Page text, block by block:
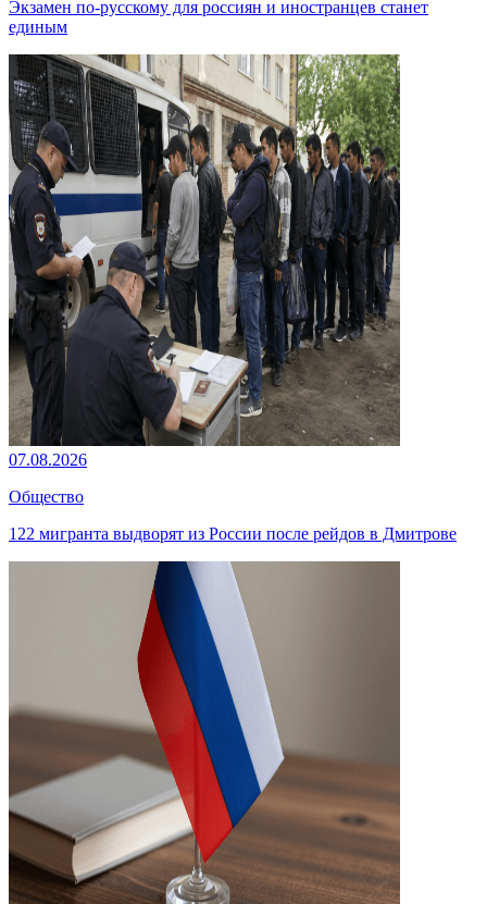
Экзамен по-русскому для россиян и иностранцев станет
единым
07.08.2026
Общество
122 мигранта выдворят из России после рейдов в Дмитрове